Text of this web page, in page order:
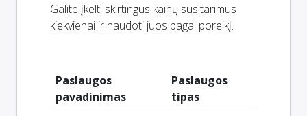
Galite įkelti skirtingus kainų susitarimus
kiekvienai ir naudoti juos pagal poreikį.
Paslaugos
pavadinimas
Paslaugos
tipas